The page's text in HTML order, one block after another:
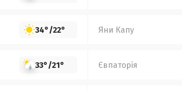
34°/22° Яни Капу
33°/21° Євпаторія